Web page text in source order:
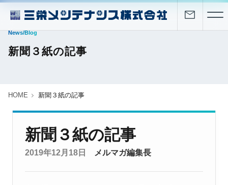
News/Blog
新聞３紙の記事
HOME 新聞３紙の記事
新聞３紙の記事
2019年12月18日 メルマガ編集長